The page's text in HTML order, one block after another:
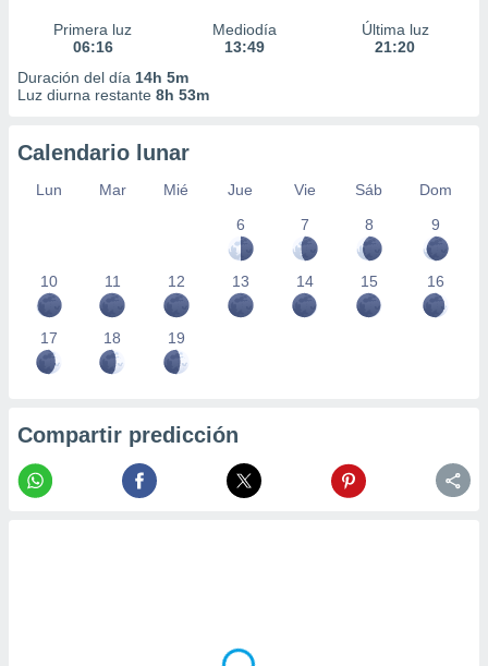
Primera luz
06:16
Mediodía
13:49
Última luz
21:20
Duración del día 14h 5m
Luz diurna restante 8h 53m
Calendario lunar
Lun Mar Mié Jue Vie Sáb
Dom
6
7 8 9
10 11 12 13 14 15 16
17 18 19
Compartir predicción